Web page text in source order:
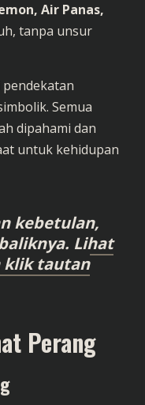
Air Panas,
tanpa unsur
Semua
dipahami dan
untuk kehidupan
kebetulan,
Lihat
klik tautan
Perang